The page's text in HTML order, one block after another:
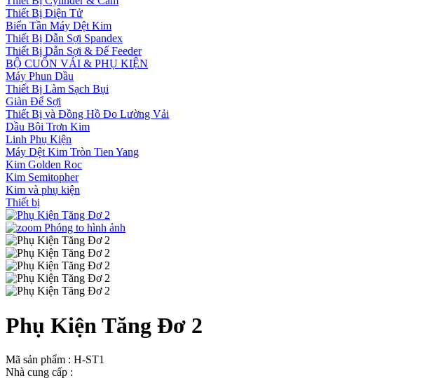
Thiết Bị Điện Tử
Biến Tần Máy Dệt Kim
Thiết Bị Dẫn Sợi Spandex
Thiết Bị Dẫn Sợi & Đế Feeder
BỘ CUỐN VẢI & PHỤ KIỆN
Máy Phun Dầu
Thiết Bị Làm Sạch Bụi
Giàn Để Sợi
Thiết Bị và Đồng Hồ Đo Lường Vải
Dầu Bôi Trơn Kim
Linh Phụ Kiện
Máy Dệt Kim Tròn Tien Yang
Kim Golden Roc
Kim Semitopher
Kim và phụ kiện
Thiết bị
Phóng to hình ảnh
Phụ Kiện Tăng Đơ 2
Mã sản phẩm : H-ST1
Nhà cung cấp :